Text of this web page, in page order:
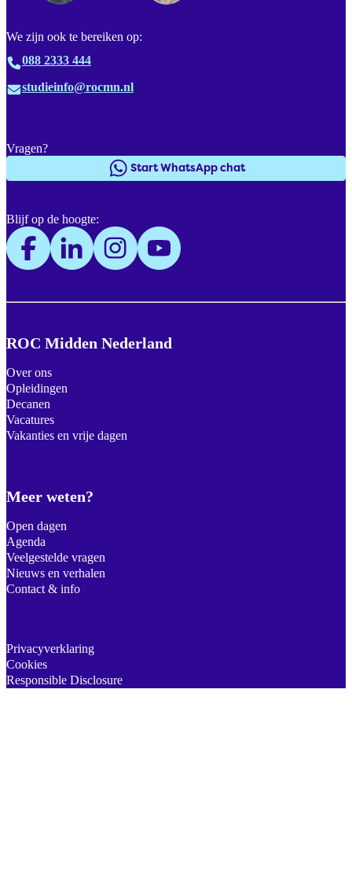
We zijn ook te bereiken op:
088 2333 444
studieinfo@rocmn.nl
ROC Midden Nederland
Over ons
Opleidingen
Decanen
Vacatures
Vakanties en vrije dagen
Meer weten?
Open dagen
Agenda
Veelgestelde vragen
Nieuws en verhalen
Contact & info
Vragen?
Start WhatsApp chat
Blijf op de hoogte:
Privacyverklaring
Cookies
Responsible Disclosure